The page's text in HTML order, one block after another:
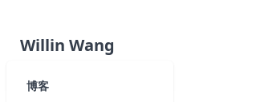
博客
Willin Wang